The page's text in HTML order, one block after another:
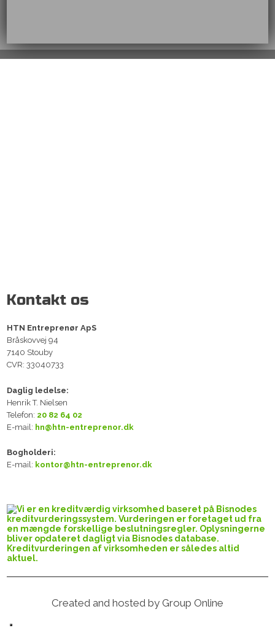
Kontakt os
HTN En​treprenør ApS
​Bråskovvej 94
7140 Stouby
CVR: 33040733​
Daglig ledelse:
Henrik T. Nielsen
Telefon: 20 82 64 02
E-mail: hn@htn-entreprenor.dk
Bogholderi:
E-mail: kontor@htn-entreprenor.dk
Created and hosted by Group Online